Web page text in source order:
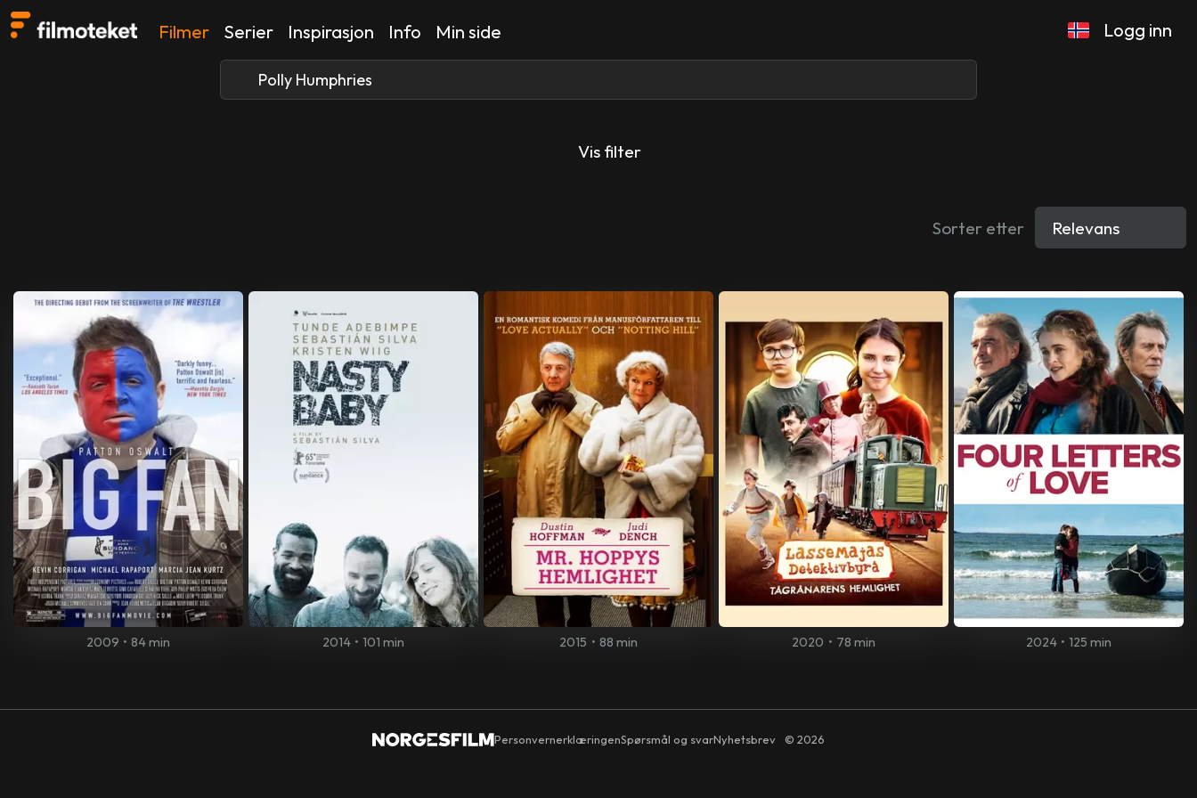
Filmer Serier Inspirasjon Info Min side Logg inn
Vis filter
Sorter etter
2009 • 84 min 2014 • 101 min 2015 • 88 min 2020 • 78 min 2024 • 125 min
PersonvernerklæringenSpørsmål og svarNyhetsbrev © 2026